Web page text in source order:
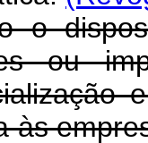
o
ou
às